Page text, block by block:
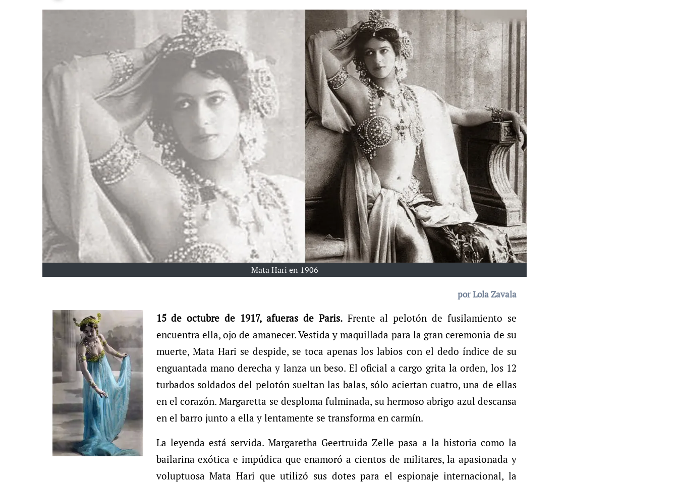
Mata Hari en 1906
por Lola Zavala
15 de octubre de 1917, afueras de Paris.Frente al pelotón de fusilamiento se
encuentra ella, ojo de amanecer. Vestida y maquillada para la gran ceremonia de su
muerte, Mata Hari se despide, se toca apenas los labios con el dedo índice de su
enguantada mano derecha y lanza un beso. El oficial a cargo grita la orden, los 12
turbados soldados del pelotón sueltan las balas, sólo aciertan cuatro, una de ellas
en el corazón. Margaretta se desploma fulminada, su hermoso abrigo azul descansa
en el barro junto a ella y lentamente se transforma en carmín.
La leyenda está servida. Margaretha Geertruida Zelle pasa a la historia como la
bailarina exótica e impúdica que enamoró a cientos de militares, la apasionada y
voluptuosa Mata Hari que utilizó sus dotes para el espionaje internacional, la